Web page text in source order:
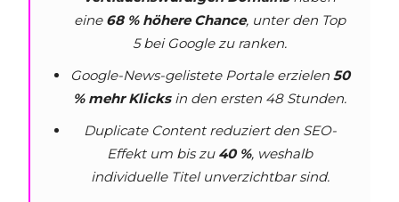
eine 68 % höhere Chance, unter den Top
5 bei Google zu ranken.
Google-News-gelistete Portale erzielen 50
% mehr Klicksin den ersten 48 Stunden.
Duplicate Content reduziert den SEO-
Effekt um bis zu 40 %, weshalb
individuelle Titel unverzichtbar sind.